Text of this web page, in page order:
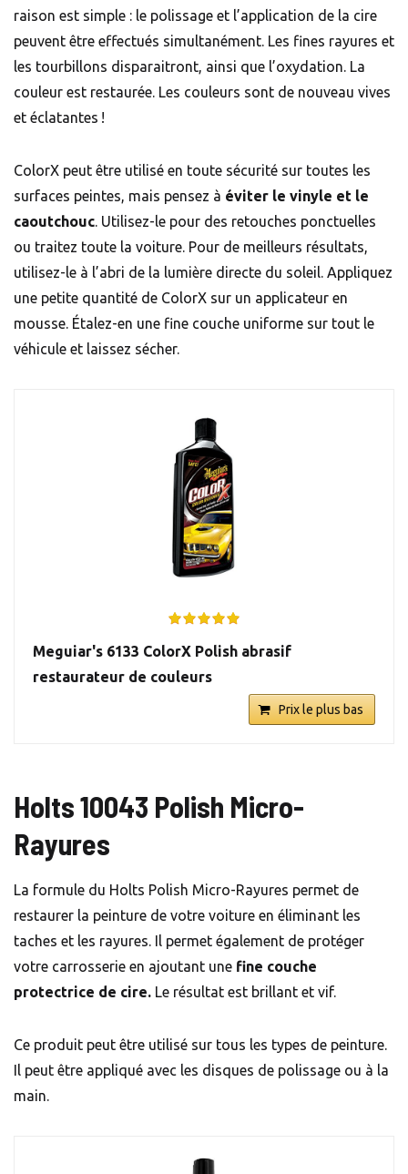
raison est simple : le polissage et l’application de la cire
peuvent être effectués simultanément. Les fines rayures et
les tourbillons disparaitront, ainsi que l’oxydation. La
couleur est restaurée. Les couleurs sont de nouveau vives
et éclatantes !
ColorX peut être utilisé en toute sécurité sur toutes les
surfaces peintes, mais pensez à éviter le vinyle et le
caoutchouc. Utilisez-le pour des retouches ponctuelles
ou traitez toute la voiture. Pour de meilleurs résultats,
utilisez-le à l’abri de la lumière directe du soleil. Appliquez
une petite quantité de ColorX sur un applicateur en
mousse. Étalez-en une fine couche uniforme sur tout le
véhicule et laissez sécher.
Meguiar's 6133 ColorX Polish abrasif
restaurateur de couleurs
Prix le plus bas
Holts 10043 Polish Micro-
Rayures
La formule du Holts Polish Micro-Rayures permet de
restaurer la peinture de votre voiture en éliminant les
taches et les rayures. Il permet également de protéger
votre carrosserie en ajoutant une fine couche
protectrice de cire. Le résultat est brillant et vif.
Ce produit peut être utilisé sur tous les types de peinture.
Il peut être appliqué avec les disques de polissage ou à la
main.